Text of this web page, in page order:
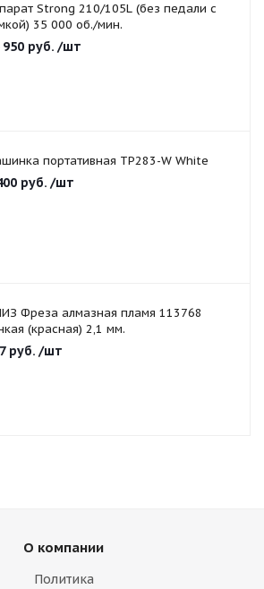
Strong 210/105L (без педали с
35 000 об./мин.
руб. /шт
портативная TP283-W White
руб. /шт
Фреза алмазная пламя 113768
(красная) 2,1 мм.
руб. /шт
О компании
Политика